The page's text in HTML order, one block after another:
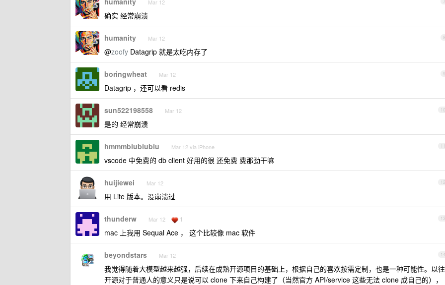
Mar 12
确实 经常崩溃
8
humanity Mar 12
@zoofy Datagrip 就是太吃内存了
9
boringwheat Mar 12
Datagrip ，还可以看 redis
10
sun522198558 Mar 12
是的 经常崩溃
11
hmmmbiubiubiu Mar 12 via iPhone
vscode 中免费的 db client 好用的很 还免费 费那劲干嘛
12
huijiewei Mar 12
用 Lite 版本。没崩溃过
13
thunderw Mar 12 1
mac 上我用 Sequal Ace ， 这个比较像 mac 软件
14
beyondstars Mar 12
我觉得随着大模型越来越强，后续在成熟开源项目的基础上，根据自己的喜欢按需定制，也是一种可能性。以往
开源对于普通人的意义只是说可以 clone 下来自己构建了（当然官方 API/service 这些无法 clone 成自己的），